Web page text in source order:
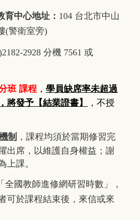
育中心地址： 104 台北市中山
(警衛室旁)
2928 分機 7561 或
班 課程 ， 學員缺席率未超過
將發予【結業證書】
，不授
制 ，課程均須於當期修習完
出席，以維護自身權益；謝
上課。
全國教師進修網研習時數」，
可於課程結束後，來信或來